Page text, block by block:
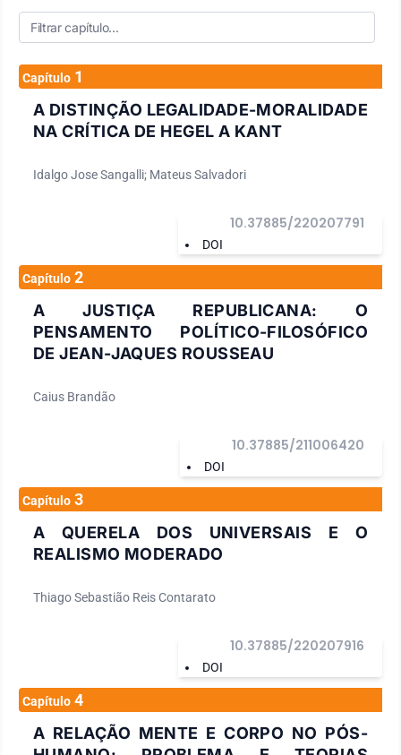
Capítulo 1
A DISTINÇÃO LEGALIDADE-MORALIDADE
NA CRÍTICA DE HEGEL A KANT
Idalgo Jose Sangalli; Mateus Salvadori
DOI
10.37885/220207791
Capítulo 2
A JUSTIÇA REPUBLICANA: O
PENSAMENTO POLÍTICO-FILOSÓFICO
DE JEAN-JAQUES ROUSSEAU
Caius Brandão
DOI
10.37885/211006420
Capítulo 3
A QUERELA DOS UNIVERSAIS E O
REALISMO MODERADO
Thiago Sebastião Reis Contarato
DOI
10.37885/220207916
Capítulo 4
A RELAÇÃO MENTE E CORPO NO PÓS-